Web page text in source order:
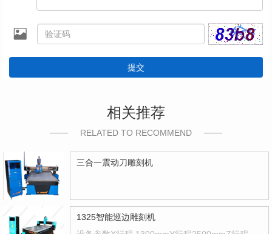
提交
相关推荐
RELATED TO RECOMMEND
三合一震动刀雕刻机
1325智能巡边雕刻机